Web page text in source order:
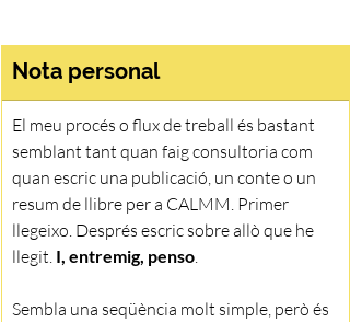
Nota personal
El meu procés o flux de treball és bastant
semblant tant quan faig consultoria com
quan escric una publicació, un conte o un
resum de llibre per a CALMM. Primer
llegeixo. Després escric sobre allò que he
llegit. I, entremig, penso
Sembla una seqüència molt simple, però és